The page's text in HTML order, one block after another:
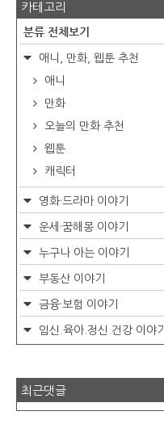
카테고리
분류 전체보기
애니, 만화, 웹툰 추천
애니
만화
오늘의 만화 추천
웹툰
캐릭터
영화·드라마 이야기
운세·꿈해몽 이야기
누구나 아는 이야기
부동산 이야기
금융·보험 이야기
임신.육아.정신.건강 이야기
최근댓글